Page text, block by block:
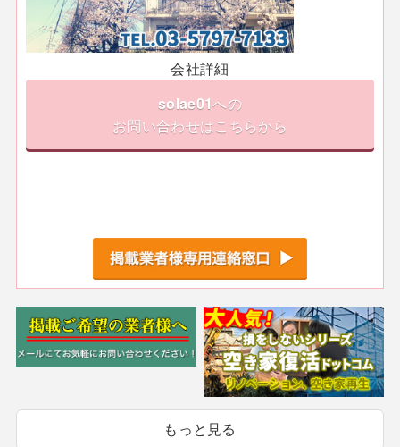
会社詳細
solae01への
お問い合わせはこちらから
もっと見る